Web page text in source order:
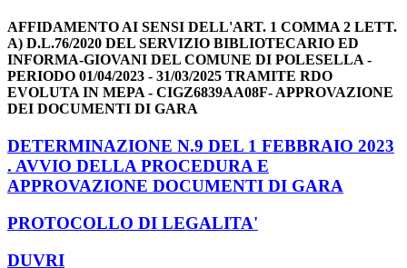
AFFIDAMENTO AI SENSI DELL'ART. 1 COMMA 2 LETT.
A) D.L.76/2020 DEL SERVIZIO BIBLIOTECARIO ED
INFORMA-GIOVANI DEL COMUNE DI POLESELLA -
PERIODO 01/04/2023 - 31/03/2025 TRAMITE RDO
EVOLUTA IN MEPA - CIGZ6839AA08F- APPROVAZIONE
DEI DOCUMENTI DI GARA
DETERMINAZIONE N.9 DEL 1 FEBBRAIO 2023
. AVVIO DELLA PROCEDURA E
APPROVAZIONE DOCUMENTI DI GARA
PROTOCOLLO DI LEGALITA'
DUVRI